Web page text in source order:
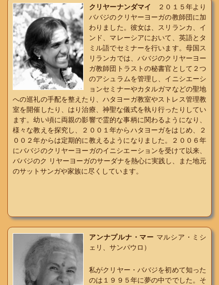
クリヤーナンダマイ
２０１５年より
ババジのクリヤーヨーガの教師団に加
わりました。彼女は、スリランカ、イ
ンド、マレーシアにおいて、英語とタ
ミル語でセミナーを行います。母国ス
リランカでは、ババジのクリヤーヨー
ガ教師団トラストの秘書官として２つ
のアシュラムを管理し、イニシエーシ
ョンセミナーやカタルガマなどの聖地
への巡礼の手配を整えたり、ハタヨーガ教室やストレス管理教
室を開催したり、はり治療、神聖な儀式を執り行ったりしてい
ます。幼い頃に両親の影響で霊的な事柄に関わるようになり、
様々な教えを探究し、２００１年からハタヨーガをはじめ、２
００２年からは定期的に教えるようになりました。２００６年
にババジのクリヤーヨーガのイニシエーションを受けて以来、
ババジのク リヤーヨーガのサーダナを熱心に実践し、また地元
のサットサンガや家族に尽くしています。
アンナプルナ・マー マルシア・ミシ
ェリ、サンパウロ）
私がクリヤー・ババジを初めて知った
のは１９９５年に夢の中ででした。そ